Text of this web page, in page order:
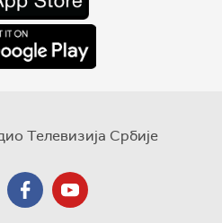
Телевизија Србије